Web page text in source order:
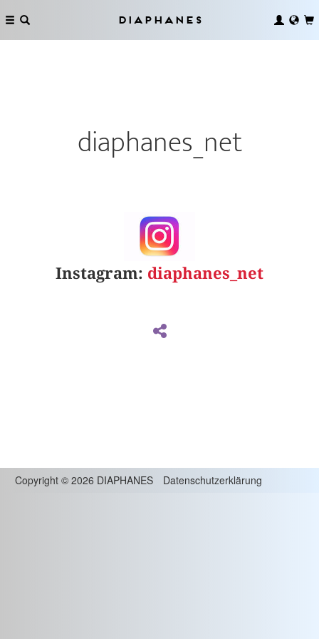
Diaphanes
diaphanes_net
Instagram: diaphanes_net
Copyright © 2026 DIAPHANES
Datenschutzerklärung